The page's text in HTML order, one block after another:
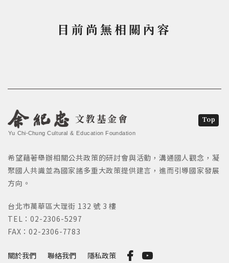
目前尚無相關內容
文教基金會
Yu Chi-Chung Cultural & Education Foundation
關於我們 聯絡我們 隱私政策
希望藉著舉辦相關公共政策的研討會與活動，溝通國人觀念，凝
聚國人共識並為國家諸多重大政策提供建言，進而引導國家發展
方向。
台北市萬華區大理街 132 號 3 樓
TEL：02-2306-5297
FAX：02-2306-7783
Top